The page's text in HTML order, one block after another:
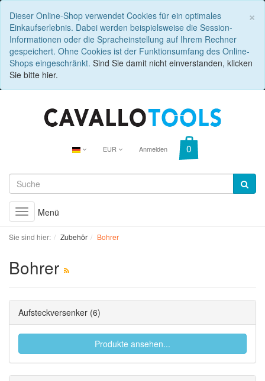
×
Dieser Online-Shop verwendet Cookies für ein optimales
Einkaufserlebnis. Dabei werden beispielsweise die Session-
Informationen oder die Spracheinstellung auf Ihrem Rechner
gespeichert. Ohne Cookies ist der Funktionsumfang des Online-
Shops eingeschränkt. Sind Sie damit nicht einverstanden, klicken
Sie bitte hier.
EUR Anmelden
Toggle
navigation
Menü
Sie sind hier: Zubehör Bohrer
Bohrer
Aufsteckversenker (6)
Produkte ansehen...